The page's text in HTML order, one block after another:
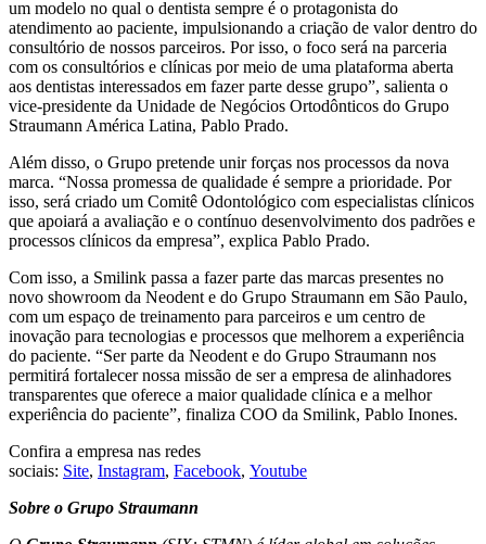
um modelo no qual o dentista sempre é o protagonista do
atendimento ao paciente, impulsionando a criação de valor dentro do
consultório de nossos parceiros. Por isso, o foco será na parceria
com os consultórios e clínicas por meio de uma plataforma aberta
aos dentistas interessados em fazer parte desse grupo”, salienta o
vice-presidente da Unidade de Negócios Ortodônticos do Grupo
Straumann América Latina, Pablo Prado.
Além disso, o Grupo pretende unir forças nos processos da nova
marca. “Nossa promessa de qualidade é sempre a prioridade. Por
isso, será criado um Comitê Odontológico com especialistas clínicos
que apoiará a avaliação e o contínuo desenvolvimento dos padrões e
processos clínicos da empresa”, explica Pablo Prado.
Com isso, a Smilink passa a fazer parte das marcas presentes no
novo showroom da Neodent e do Grupo Straumann em São Paulo,
com um espaço de treinamento para parceiros e um centro de
inovação para tecnologias e processos que melhorem a experiência
do paciente. “Ser parte da Neodent e do Grupo Straumann nos
permitirá fortalecer nossa missão de ser a empresa de alinhadores
transparentes que oferece a maior qualidade clínica e a melhor
experiência do paciente”, finaliza COO da Smilink, Pablo Inones.
Confira a empresa nas redes
sociais: Site, Instagram, Facebook, Youtube
Sobre o Grupo Straumann